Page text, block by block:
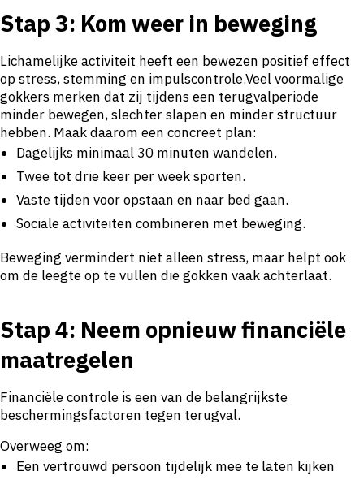
Stap 3: Kom weer in beweging
Lichamelijke activiteit heeft een bewezen positief effect
op stress, stemming en impulscontrole.Veel voormalige
gokkers merken dat zij tijdens een terugvalperiode
minder bewegen, slechter slapen en minder structuur
hebben. Maak daarom een concreet plan:
Dagelijks minimaal 30 minuten wandelen.
Twee tot drie keer per week sporten.
Vaste tijden voor opstaan en naar bed gaan.
Sociale activiteiten combineren met beweging.
Beweging vermindert niet alleen stress, maar helpt ook
om de leegte op te vullen die gokken vaak achterlaat.
Stap 4: Neem opnieuw financiële
maatregelen
Financiële controle is een van de belangrijkste
beschermingsfactoren tegen terugval.
Overweeg om:
Een vertrouwd persoon tijdelijk mee te laten kijken